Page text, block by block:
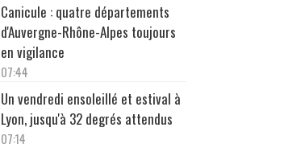
Canicule : quatre départements
d'Auvergne-Rhône-Alpes toujours
en vigilance
07:44
Un vendredi ensoleillé et estival à
Lyon, jusqu'à 32 degrés attendus
07:14